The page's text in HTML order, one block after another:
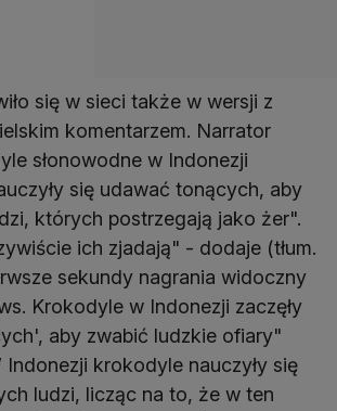
się w sieci także w wersji z
komentarzem. Narrator
słonowodne w Indonezji
się udawać tonących, aby
których postrzegają jako żer".
ich zjadają" - dodaje (tłum.
sekundy nagrania widoczny
Krokodyle w Indonezji zaczęły
aby zwabić ludzkie ofiary"
Indonezji krokodyle nauczyły się
ludzi, licząc na to, że w ten